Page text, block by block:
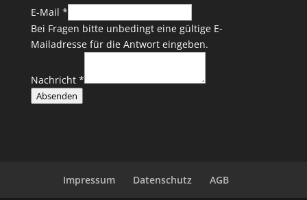
E-Mail *
Bei Fragen bitte unbedingt eine gültige E-
Mailadresse für die Antwort eingeben.
Nachricht *
Absenden
Impressum Datenschutz AGB